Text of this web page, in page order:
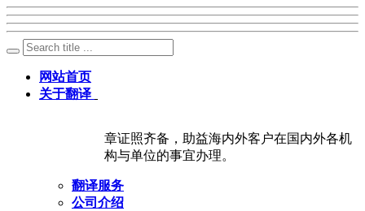
网站首页
关于翻译
章证照齐备，助益海内外客户在国内外各机
构与单位的事宜办理。
翻译服务
公司介绍